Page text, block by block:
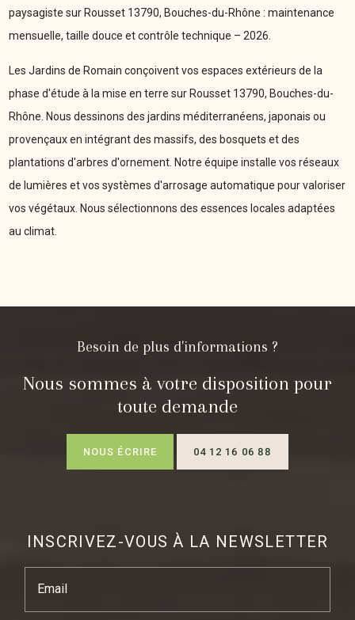
paysagiste sur Rousset 13790, Bouches-du-Rhône : maintenance
mensuelle, taille douce et contrôle technique – 2026.
Les Jardins de Romain conçoivent vos espaces extérieurs de la
phase d'étude à la mise en terre sur Rousset 13790, Bouches-du-
Rhône. Nous dessinons des jardins méditerranéens, japonais ou
provençaux en intégrant des massifs, des bosquets et des
plantations d'arbres d'ornement. Notre équipe installe vos réseaux
de lumières et vos systèmes d'arrosage automatique pour valoriser
vos végétaux. Nous sélectionnons des essences locales adaptées
au climat.
Besoin de plus d'informations ?
Nous sommes à votre disposition pour
toute demande
NOUS ÉCRIRE 04 12 16 06 88
INSCRIVEZ-VOUS À LA NEWSLETTER
Email